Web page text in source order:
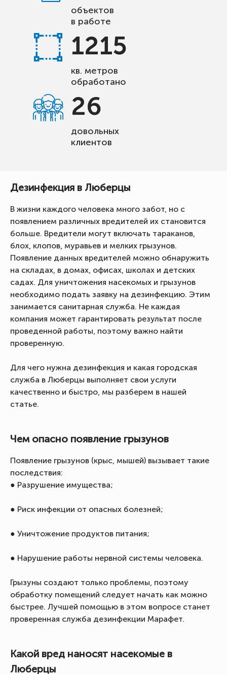
объектов
в работе
1215
кв. метров
обработано
26
довольных
клиентов
Дезинфекция в Люберцы
В жизни каждого человека много забот, но с
появлением различных вредителей их становится
больше. Вредители могут включать тараканов,
блох, клопов, муравьев и мелких грызунов.
Появление данных вредителей можно обнаружить
на складах, в домах, офисах, школах и детских
садах. Для уничтожения насекомых и грызунов
необходимо подать заявку на дезинфекцию. Этим
занимается санитарная служба. Не каждая
компания может гарантировать результат после
проведенной работы, поэтому важно найти
проверенную.
Для чего нужна дезинфекция и какая городская
служба в Люберцы выполняет свои услуги
качественно и быстро, мы разберем в нашей
статье.
Чем опасно появление грызунов
Появление грызунов (крыс, мышей) вызывает такие
последствия:
● Разрушение имущества;
● Риск инфекции от опасных болезней;
● Уничтожение продуктов питания;
● Нарушение работы нервной системы человека.
Грызуны создают только проблемы, поэтому
обработку помещений следует начать как можно
быстрее. Лучшей помощью в этом вопросе станет
проверенная служба дезинфекции Марафет.
Какой вред наносят насекомые в
Люберцы